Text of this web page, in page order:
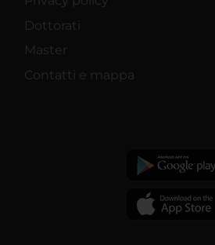
Dottorati
Master
Contatti e mappa